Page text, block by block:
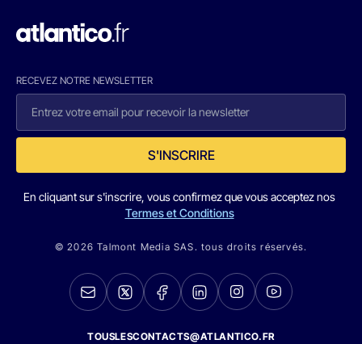
RECEVEZ NOTRE NEWSLETTER
S'INSCRIRE
En cliquant sur s'inscrire, vous confirmez que vous acceptez nos
Termes et Conditions
© 2026 Talmont Media SAS. tous droits réservés.
TOUSLESCONTACTS@ATLANTICO.FR